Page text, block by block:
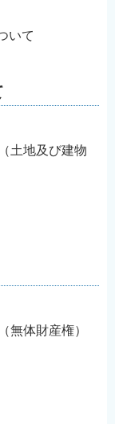
いて
土地及び建物
無体財産権）